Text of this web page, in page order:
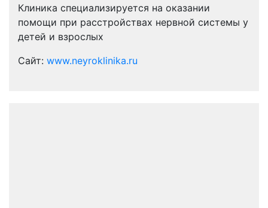
Клиника специализируется на оказании
помощи при расстройствах нервной системы у
детей и взрослых
Сайт: www.neyroklinika.ru